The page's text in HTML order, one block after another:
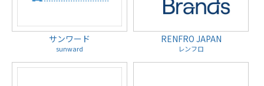
サンワード
sunward
RENFRO JAPAN
レンフロ